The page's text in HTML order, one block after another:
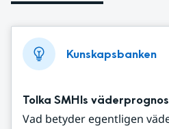
Kunskapsbanken
Tolka SMHIs
Vad betyder egentligen